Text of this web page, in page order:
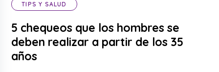
TIPS Y SALUD
5 chequeos que los hombres se
deben realizar a partir de los 35
años